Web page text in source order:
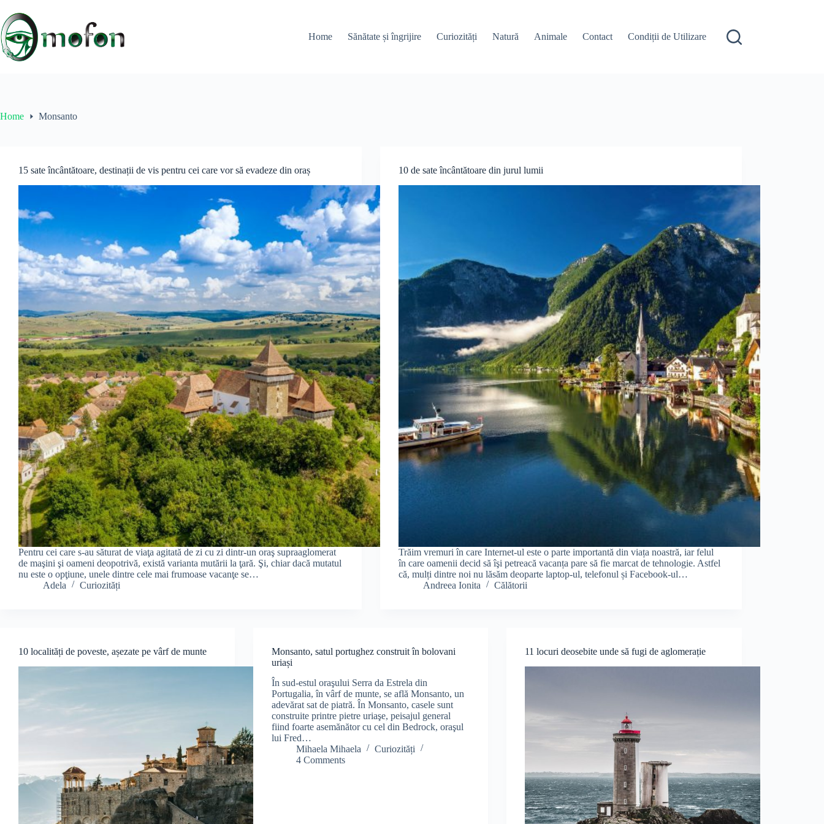
content
Home
Sănătate și îngrijire Curiozități Natură Animale Contact Condiții de Utilizare
Home Monsanto
15 sate încântătoare, destinații de vis pentru cei care vor să evadeze din oraș
Pentru cei care s-au săturat de viaţa agitată de zi cu zi dintr-un oraş supraaglomerat
de maşini şi oameni deopotrivă, există varianta mutării la ţară. Şi, chiar dacă mutatul
nu este o opţiune, unele dintre cele mai frumoase vacanţe se…
Adela
Curiozități
10 de sate încântătoare din jurul lumii
Trăim vremuri în care Internet-ul este o parte importantă din viața noastră, iar felul
în care oamenii decid să îşi petreacă vacanța pare să fie marcat de tehnologie. Astfel
că, mulți dintre noi nu lăsăm deoparte laptop-ul, telefonul și Facebook-ul…
Andreea Ionita
Călătorii
10 localități de poveste, așezate pe vârf de munte
Monsanto, satul portughez construit în bolovani
uriași
În sud-estul oraşului Serra da Estrela din
Portugalia, în vârf de munte, se află Monsanto, un
adevărat sat de piatră. În Monsanto, casele sunt
construite printre pietre uriaşe, peisajul general
fiind foarte asemănător cu cel din Bedrock, oraşul
lui Fred…
Mihaela Mihaela
Curiozități
4 Comments
11 locuri deosebite unde să fugi de aglomerație